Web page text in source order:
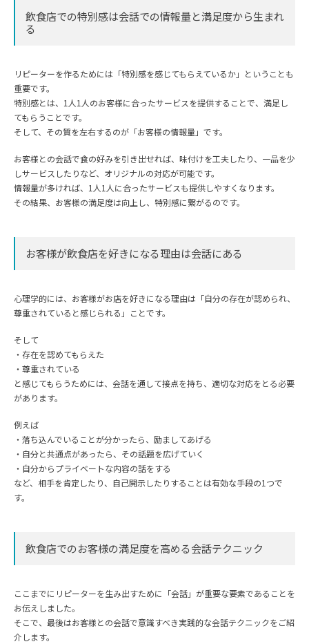
飲食店での特別感は会話での情報量と満足度から生まれ
る
リピーターを作るためには「特別感を感じてもらえているか」ということも
重要です。
特別感とは、1人1人のお客様に合ったサービスを提供することで、満足し
てもらうことです。
そして、その質を左右するのが「お客様の情報量」です。
お客様との会話で食の好みを引き出せれば、味付けを工夫したり、一品を少
しサービスしたりなど、オリジナルの対応が可能です。
情報量が多ければ、1人1人に合ったサービスも提供しやすくなります。
その結果、お客様の満足度は向上し、特別感に繋がるのです。
お客様が飲食店を好きになる理由は会話にある
心理学的には、お客様がお店を好きになる理由は「自分の存在が認められ、
尊重されていると感じられる」ことです。
そして
・存在を認めてもらえた
・尊重されている
と感じてもらうためには、会話を通して接点を持ち、適切な対応をとる必要
があります。
例えば
・落ち込んでいることが分かったら、励ましてあげる
・自分と共通点があったら、その話題を広げていく
・自分からプライベートな内容の話をする
など、相手を肯定したり、自己開示したりすることは有効な手段の1つで
す。
飲食店でのお客様の満足度を高める会話テクニック
ここまでにリピーターを生み出すために「会話」が重要な要素であることを
お伝えしました。
そこで、最後はお客様との会話で意識すべき実践的な会話テクニックをご紹
介します。